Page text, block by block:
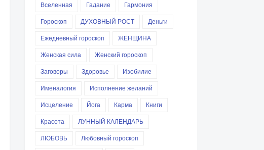
Вселенная
Гадание
Гармония
Гороскоп
ДУХОВНЫЙ РОСТ
Деньги
Ежедневный гороскоп
ЖЕНЩИНА
Женская сила
Женский гороскоп
Заговоры
Здоровье
Изобилие
Именалогия
Исполнение желаний
Исцеление
Йога Карма
Книги
Красота
ЛУННЫЙ КАЛЕНДАРЬ
ЛЮБОВЬ
Любовный гороскоп